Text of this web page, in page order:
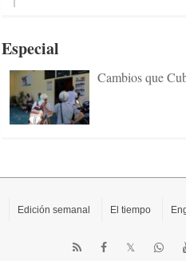
Especial
Cambios que
Edición semanal El tiempo